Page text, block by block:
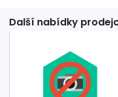
Další nabídky